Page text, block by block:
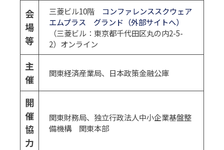
会
場
等
三菱ビル10階 コンファレンススクウェア
エムプラス グランド（外部サイトへ）
（三菱ビル：東京都千代田区丸の内2-5-
2）オンライン
主
催
関東経済産業局、日本政策金融公庫
開
催
協
力
関東財務局、独立行政法人中小企業基盤整
備機構 関東本部